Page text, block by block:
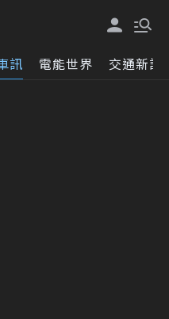
訊 電能世界 交通新訊